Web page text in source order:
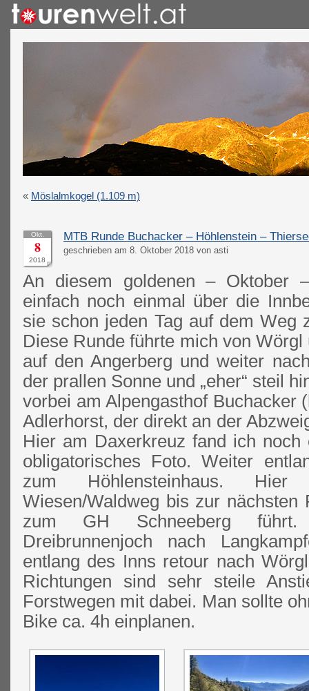
« Möslalmkogel (1.109 m)
Okt.
8
2018
MTB Runde Buchacker – Höhlenstein –
geschrieben am 8. Oktober 2018 von asti
An diesem goldenen – Oktober
einfach noch einmal über die
sie schon jeden Tag auf dem Weg
Diese Runde führte mich von
auf den Angerberg und weiter
der prallen Sonne und „eher“ steil
vorbei am Alpengasthof Buchacker
Adlerhorst, der direkt an der
Hier am Daxerkreuz fand ich
obligatorisches Foto. Weiter
zum Höhlensteinhaus.
Wiesen/Waldweg bis zur nächsten
zum GH Schneeberg
Dreibrunnenjoch nach
entlang des Inns retour nach
Richtungen sind sehr steile
Forstwegen mit dabei. Man sollte
Bike ca. 4h einplanen.